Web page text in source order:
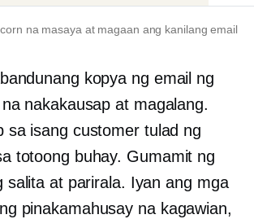
na masaya at magaan ang kanilang email
kopya ng email ng
nakakausap at magalang.
sa isang customer tulad ng
totoong buhay. Gumamit ng
salita at parirala. Iyan ang mga
pinakamahusay na kagawian,